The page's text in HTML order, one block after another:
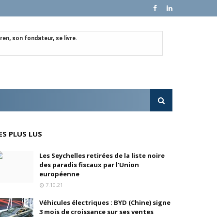
son fondateur, se livre.
sur MultiChoice (Afrique du Sud)
(Universal, Canal+) et de Banijay
PLUS LUS
Les Seychelles retirées de la liste noire
des paradis fiscaux par l'Union
européenne
7.10.21
Véhicules électriques : BYD (Chine) signe
3 mois de croissance sur ses ventes